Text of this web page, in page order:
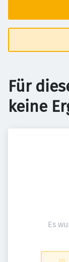
Für
keine
Es